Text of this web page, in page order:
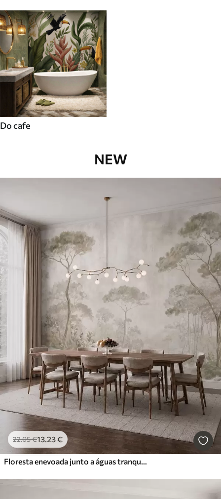
Do cafe
NEW
22.05€13.23€
Floresta enevoada junto a águas tranquilas, em suaves tons pastel naturais